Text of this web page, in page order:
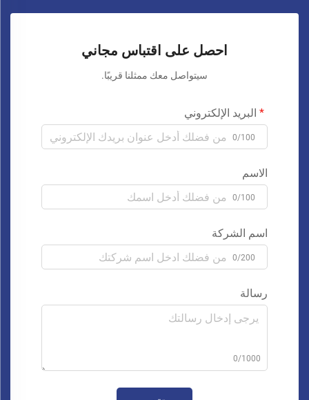
احصل على اقتباس مجاني
سيتواصل معك ممثلنا قريبًا.
البريد الإلكتروني
0/100
الاسم
0/100
اسم الشركة
0/200
رسالة
0/1000